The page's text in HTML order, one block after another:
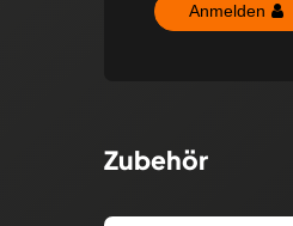
Anmelden
Zubehör